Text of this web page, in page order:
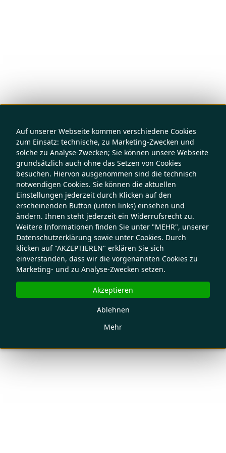
Auf unserer Webseite kommen verschiedene Cookies
zum Einsatz: technische, zu Marketing-Zwecken und
solche zu Analyse-Zwecken; Sie können unsere Webseite
grundsätzlich auch ohne das Setzen von Cookies
besuchen. Hiervon ausgenommen sind die technisch
notwendigen Cookies. Sie können die aktuellen
Einstellungen jederzeit durch Klicken auf den
erscheinenden Button (unten links) einsehen und
ändern. Ihnen steht jederzeit ein Widerrufsrecht zu.
Weitere Informationen finden Sie unter "MEHR", unserer
Datenschutzerklärung sowie unter Cookies. Durch
klicken auf "AKZEPTIEREN" erklären Sie sich
einverstanden, dass wir die vorgenannten Cookies zu
Marketing- und zu Analyse-Zwecken setzen.
Mehr
Ablehnen
Akzeptieren